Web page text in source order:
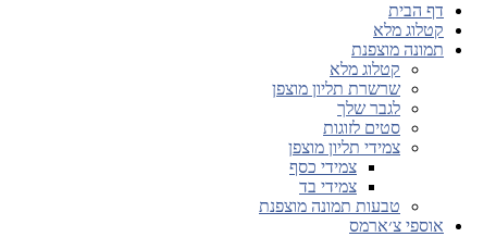
דף הבית
קטלוג מלא
תמונה מוצפנת
קטלוג מלא
שרשרת תליון מוצפן
לגבר שלך
סטים לזוגות
צמידי תליון מוצפן
צמידי כסף
צמידי בד
טבעות תמונה מוצפנת
אוספי צ׳ארמס